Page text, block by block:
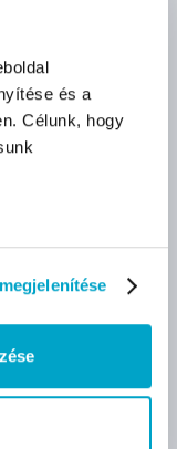
és a
Célunk, hogy
Ft
db)